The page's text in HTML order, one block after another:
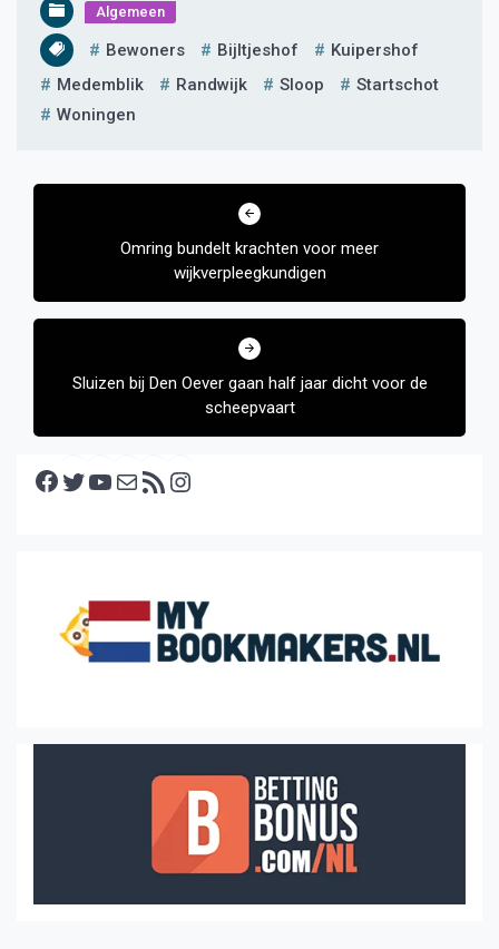
Algemeen
Bewoners Bijltjeshof
Kuipershof
Medemblik
Randwijk Sloop
Startschot
Woningen
Bericht
Omring bundelt krachten voor meer
wijkverpleegkundigen
Sluizen bij Den Oever gaan half jaar dicht voor de
scheepvaart
Facebook Twitter YouTube E-mail RSS feed